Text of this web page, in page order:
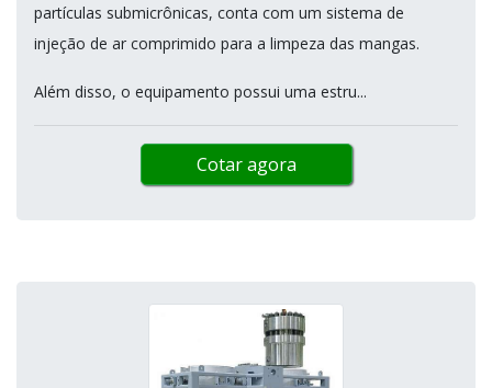
partículas submicrônicas, conta com um sistema de
injeção de ar comprimido para a limpeza das mangas.
Além disso, o equipamento possui uma estru...
Cotar agora